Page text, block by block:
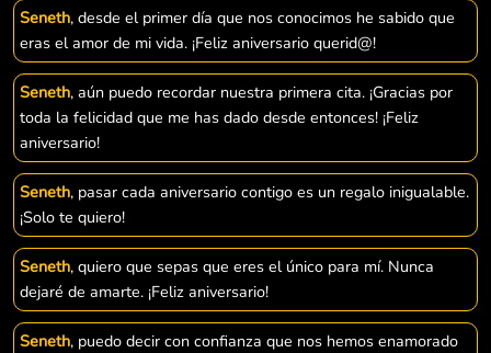
Seneth, desde el primer día que nos conocimos he sabido que
eras el amor de mi vida. ¡Feliz aniversario querid@!
Seneth, aún puedo recordar nuestra primera cita. ¡Gracias por
toda la felicidad que me has dado desde entonces! ¡Feliz
aniversario!
Seneth, pasar cada aniversario contigo es un regalo inigualable.
¡Solo te quiero!
Seneth, quiero que sepas que eres el único para mí. Nunca
dejaré de amarte. ¡Feliz aniversario!
Seneth, puedo decir con confianza que nos hemos enamorado